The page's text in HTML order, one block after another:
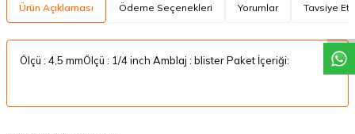
Ürün Açıklaması Ödeme Seçenekleri Yorumlar Tavsiye Et
Ölçü : 4,5 mmÖlçü : 1/4 inch Amblaj : blister Paket İçeriği: